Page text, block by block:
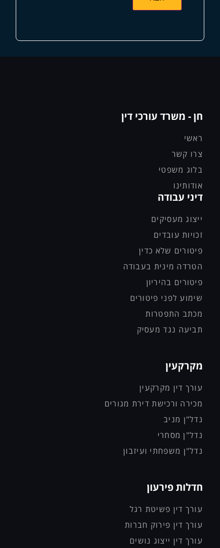
חן - משרד עורכי דין
ראשי
צרו קשר
בלוג משפטי
אודותינו
דיני עבודה
ייצוג מעסיקים
זכויות עובדים
פיטורים שלא כדין
הטרדה מינית בעבודה
פיטורים בהיריון
שימוע לפני פיטורים
מכתב התפטרות
תביעה נגד מעסיק
מקרקעין
עורך דין מקרקעין
מכירה ורכישת דירת מגורים
נדל"ן מניב
נדל"ן מסחרי
נדל"ן משפחתי ועיזבון
חדלות פירעון
עורך דין פשיטת רגל
עורך דין פירוק חברות
עורך דין ייצוג נושים